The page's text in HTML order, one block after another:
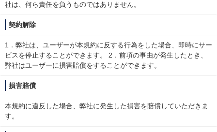
社は、何ら責任を負うものではありません。
契約解除
1．弊社は、ユーザーが本規約に反する行為をした場合、即時にサー
ビスを停止することができます。 2．前項の事由が発生したとき、
弊社はユーザーに損害賠償をすることができます。
損害賠償
本規約に違反した場合、弊社に発生した損害を賠償していただきま
す。